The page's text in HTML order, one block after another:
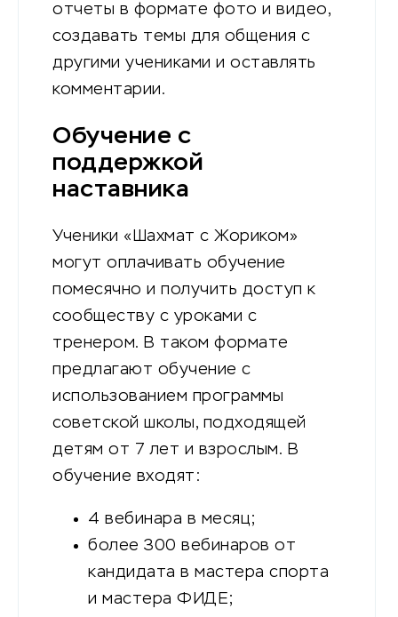
отчеты в формате фото и видео,
создавать темы для общения с
другими учениками и оставлять
комментарии.
Обучение с
поддержкой
наставника
Ученики «Шахмат с Жориком»
могут оплачивать обучение
помесячно и получить доступ к
сообществу с уроками с
тренером. В таком формате
предлагают обучение с
использованием программы
советской школы, подходящей
детям от 7 лет и взрослым. В
обучение входят:
4 вебинара в месяц;
более 300 вебинаров от
кандидата в мастера спорта
и мастера ФИДЕ;